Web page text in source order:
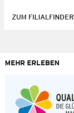
ZUM FILIALFINDER
MEHR ERLEBEN